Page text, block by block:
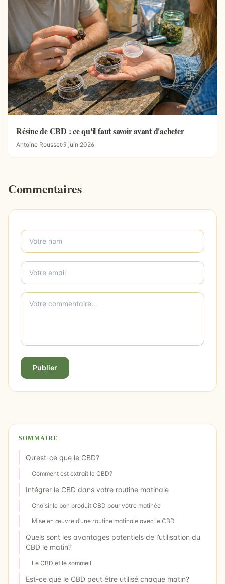
Résine de CBD : ce qu'il faut savoir avant d'acheter
Antoine Rousset·9 juin 2026
Commentaires
Publier
SOMMAIRE
Qu’est-ce que le CBD?
Comment est extrait le CBD?
Intégrer le CBD dans votre routine matinale
Choisir le bon produit CBD pour votre matinée
Mise en œuvre d’une routine matinale avec le CBD
Quels sont les avantages potentiels de l’utilisation du
CBD le matin?
Le CBD et le sommeil
Est-ce que le CBD peut être utilisé chaque matin?